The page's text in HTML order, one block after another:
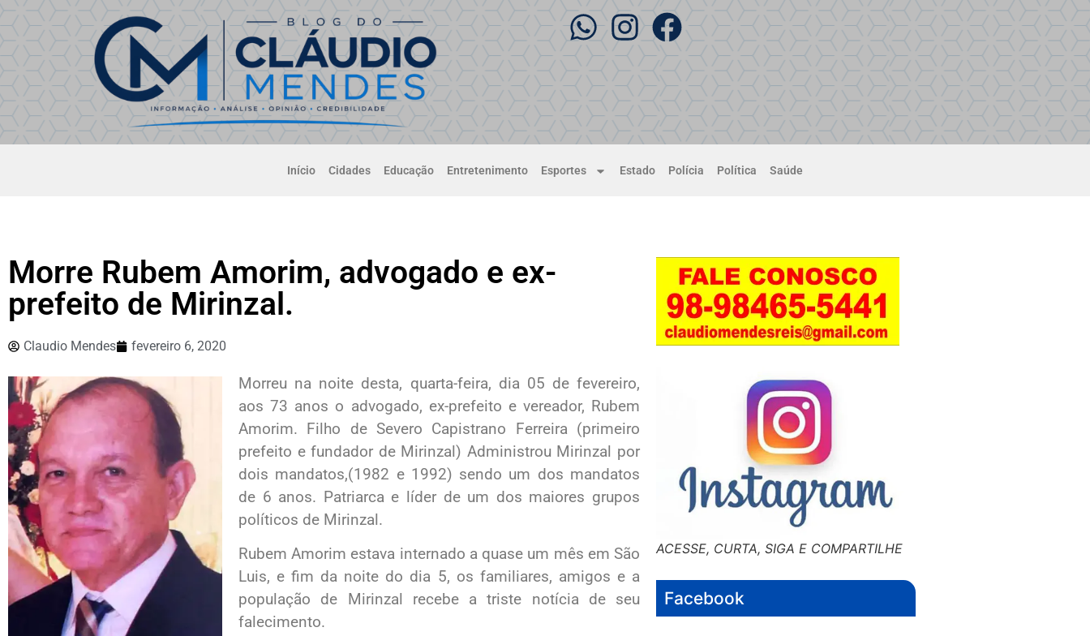
Início Cidades Educação Entretenimento Esportes Estado Polícia Política Saúde
Morre Rubem Amorim, advogado e ex-
prefeito de Mirinzal.
Claudio Mendes fevereiro 6, 2020
Morreu na noite desta, quarta-feira, dia 05 de fevereiro,
aos 73 anos o advogado, ex-prefeito e vereador, Rubem
Amorim. Filho de Severo Capistrano Ferreira (primeiro
prefeito e fundador de Mirinzal) Administrou Mirinzal por
dois mandatos,(1982 e 1992) sendo um dos mandatos
de 6 anos. Patriarca e líder de um dos maiores grupos
políticos de Mirinzal.
Rubem Amorim estava internado a quase um mês em São
Luis, e fim da noite do dia 5, os familiares, amigos e a
população de Mirinzal recebe a triste notícia de seu
falecimento.
ACESSE, CURTA, SIGA E COMPARTILHE
Facebook